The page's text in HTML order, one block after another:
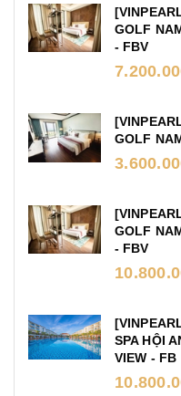
GOLF
- FBV
GOLF
GOLF
- FBV
SPA HỘI
VIEW - FB